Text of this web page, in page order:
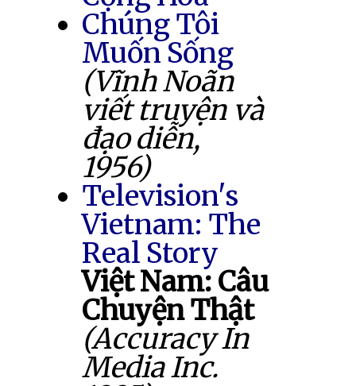
Chúng Tôi
Muốn Sống
(Vĩnh Noãn
viết truyện và
đạo diễn,
1956)
Television's
Vietnam: The
Real Story
Việt Nam: Câu
Chuyện Thật
(Accuracy In
Media Inc.